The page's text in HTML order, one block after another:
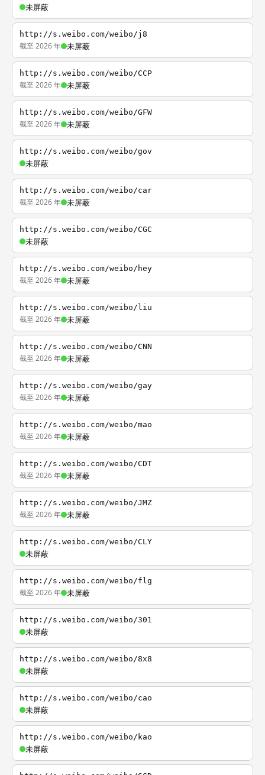
未屏蔽
http://s.weibo.com/weibo/j8
截至 2026 年 未屏蔽
http://s.weibo.com/weibo/CCP
截至 2026 年 未屏蔽
http://s.weibo.com/weibo/GFW
截至 2026 年 未屏蔽
http://s.weibo.com/weibo/gov
未屏蔽
http://s.weibo.com/weibo/car
截至 2026 年 未屏蔽
http://s.weibo.com/weibo/CGC
未屏蔽
http://s.weibo.com/weibo/hey
截至 2026 年 未屏蔽
http://s.weibo.com/weibo/liu
截至 2026 年 未屏蔽
http://s.weibo.com/weibo/CNN
截至 2026 年 未屏蔽
http://s.weibo.com/weibo/gay
截至 2026 年 未屏蔽
http://s.weibo.com/weibo/mao
截至 2026 年 未屏蔽
http://s.weibo.com/weibo/CDT
截至 2026 年 未屏蔽
http://s.weibo.com/weibo/JMZ
截至 2026 年 未屏蔽
http://s.weibo.com/weibo/CLY
未屏蔽
http://s.weibo.com/weibo/flg
截至 2026 年 未屏蔽
http://s.weibo.com/weibo/301
未屏蔽
http://s.weibo.com/weibo/8x8
未屏蔽
http://s.weibo.com/weibo/cao
未屏蔽
http://s.weibo.com/weibo/kao
未屏蔽